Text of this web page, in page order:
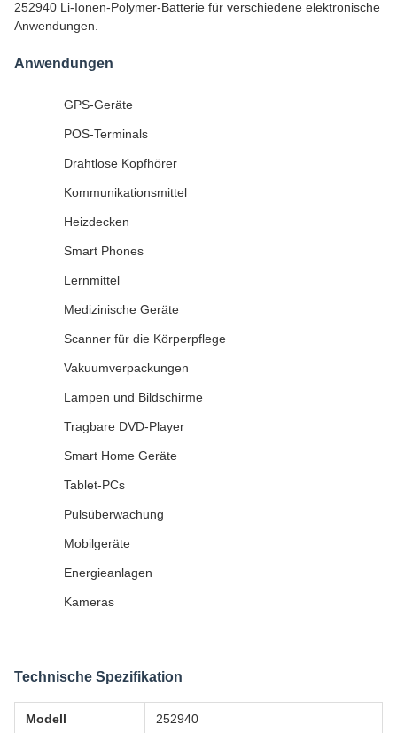
252940 Li-Ionen-Polymer-Batterie für verschiedene elektronische
Anwendungen.
Anwendungen
GPS-Geräte
POS-Terminals
Drahtlose Kopfhörer
Kommunikationsmittel
Heizdecken
Smart Phones
Lernmittel
Medizinische Geräte
Scanner für die Körperpflege
Vakuumverpackungen
Lampen und Bildschirme
Tragbare DVD-Player
Smart Home Geräte
Tablet-PCs
Pulsüberwachung
Mobilgeräte
Energieanlagen
Kameras
Technische Spezifikation
Modell 252940